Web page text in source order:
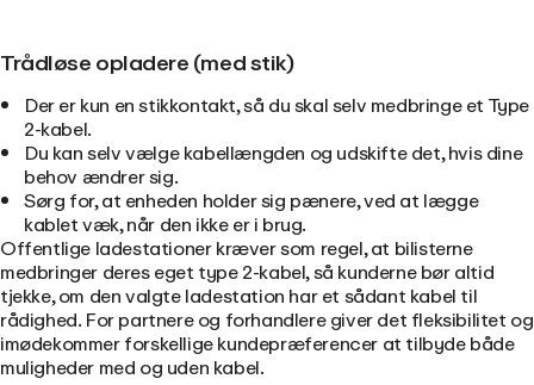
Trådløse opladere (med stik)
Der er kun en stikkontakt, så du skal selv medbringe et Type
2-kabel.
Du kan selv vælge kabellængden og udskifte det, hvis dine
behov ændrer sig.
Sørg for, at enheden holder sig pænere, ved at lægge
kablet væk, når den ikke er i brug.
Offentlige ladestationer kræver som regel, at bilisterne
medbringer deres eget type 2-kabel, så kunderne bør altid
tjekke, om den valgte ladestation har et sådant kabel til
rådighed. For partnere og forhandlere giver det fleksibilitet og
imødekommer forskellige kundepræferencer at tilbyde både
muligheder med og uden kabel.